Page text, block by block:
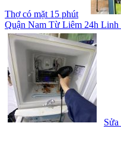
Thợ có mặt 15 phút
Quận Nam Từ Liêm 24h Linh